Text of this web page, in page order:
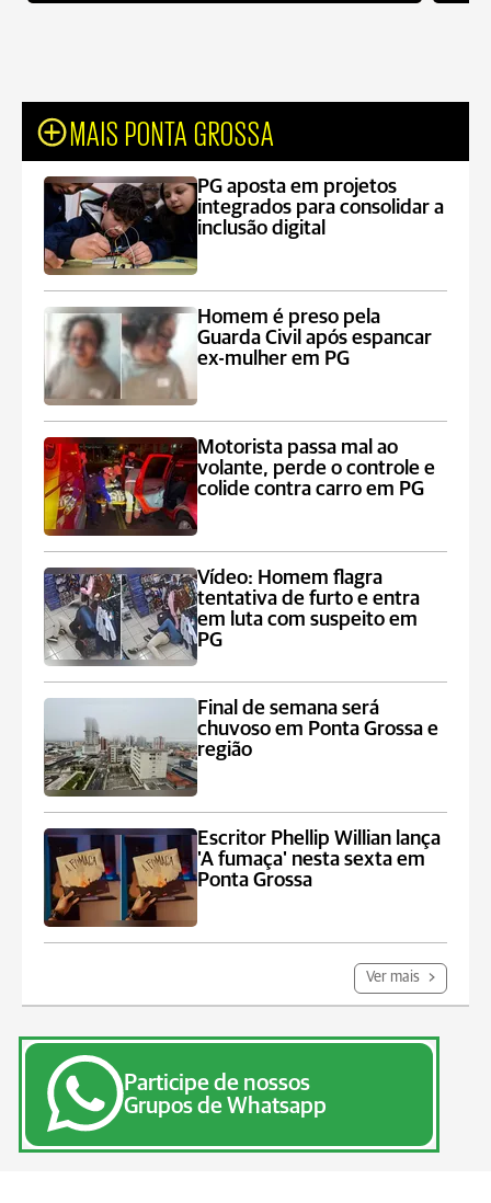
MAIS PONTA GROSSA
PG aposta em projetos
integrados para consolidar a
inclusão digital
Homem é preso pela
Guarda Civil após espancar
ex-mulher em PG
Motorista passa mal ao
volante, perde o controle e
colide contra carro em PG
Vídeo: Homem flagra
tentativa de furto e entra
em luta com suspeito em
PG
Final de semana será
chuvoso em Ponta Grossa e
região
Escritor Phellip Willian lança
'A fumaça' nesta sexta em
Ponta Grossa
Ver mais
Participe de nossos
Grupos de Whatsapp